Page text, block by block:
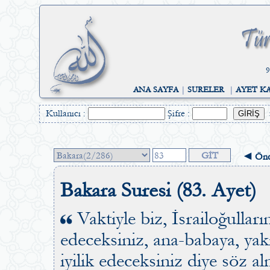
ANA SAYFA| SURELER| AYET
Kullanıcı : Şifre :
◄
Bakara Suresi (83. Ayet)
Vaktiyle biz,
edeceksiniz, ana-babaya,
iyilik edeceksiniz diye söz